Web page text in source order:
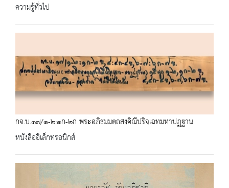
ความรู้ทั่วไป
กจ.บ.๑๗/๑-๒:๑ก-๒ก พระอภิธมฺมตฺถสงฺคิณีปริจฺเฉทมหาปฏฺฐาน
หนังสืออิเล็กทรอนิกส์